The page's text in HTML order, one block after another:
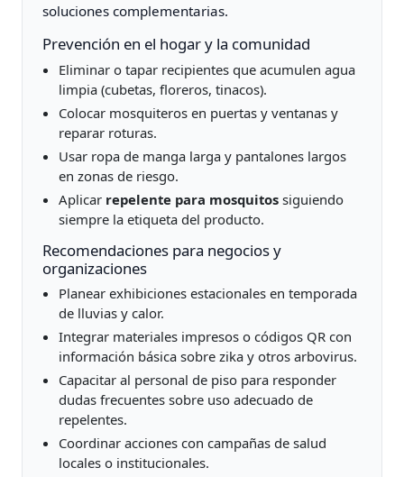
soluciones complementarias.
Prevención en el hogar y la comunidad
Eliminar o tapar recipientes que acumulen agua
limpia (cubetas, floreros, tinacos).
Colocar mosquiteros en puertas y ventanas y
reparar roturas.
Usar ropa de manga larga y pantalones largos
en zonas de riesgo.
Aplicar repelente para mosquitossiguiendo
siempre la etiqueta del producto.
Recomendaciones para negocios y
organizaciones
Planear exhibiciones estacionales en temporada
de lluvias y calor.
Integrar materiales impresos o códigos QR con
información básica sobre zika y otros arbovirus.
Capacitar al personal de piso para responder
dudas frecuentes sobre uso adecuado de
repelentes.
Coordinar acciones con campañas de salud
locales o institucionales.